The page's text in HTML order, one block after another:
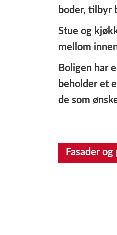
boder, tilbyr
Stue og
mellom
Boligen har
beholder et
de som
Fasader